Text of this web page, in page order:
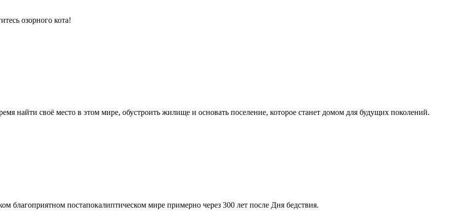
озорного кота!
найти своё место в этом мире, обустроить жилище и основать поселение, которое станет домом для будущих поколений.
благоприятном постапокалиптическом мире примерно через 300 лет после Дня бедствия.